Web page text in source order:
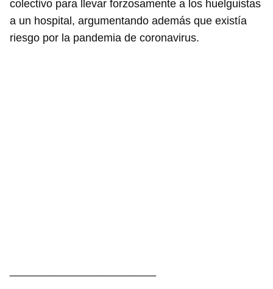
colectivo para llevar forzosamente a los huelguistas
a un hospital, argumentando además que existía
riesgo por la pandemia de coronavirus.